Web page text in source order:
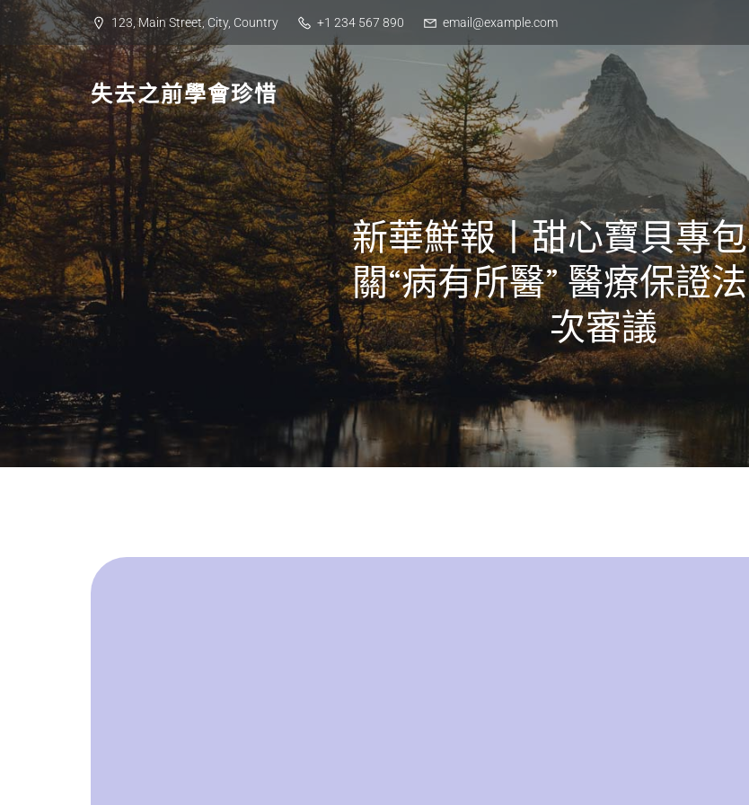
Skip
to
content
123, Main Street, City, Country +1 234 567 890 email@example.com
失去之前學會珍惜
新華鮮報丨甜心寶貝專
關“病有所醫” 醫療保證
次審議